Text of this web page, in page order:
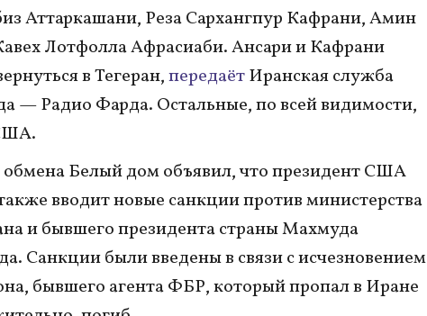
Аттаркашани, Реза Сархангпур Кафрани, Амин
Лотфолла Афрасиаби. Ансари и Кафрани
в Тегеран,передаётИранская служба
— Радио Фарда. Остальные, по всей видимости,
Белый дом объявил, что президент США
вводит новые санкции против министерства
и бывшего президента страны Махмуда
Санкции были введены в связи с исчезновением
бывшего агента ФБР, который пропал в Иране